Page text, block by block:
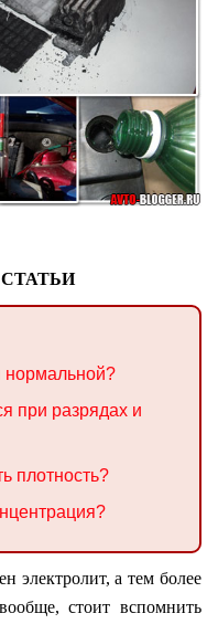
нормальной?
при разрядах и
плотность?
электролит, а тем более
стоит вспомнить